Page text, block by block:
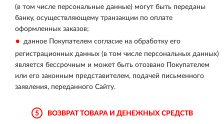
(в том числе персональные данные) могут быть переданы
банку, осуществляющему транзакции по оплате
оформленных заказов;
данное Покупателем согласие на обработку его
регистрационных данных (в том числе персональных данных)
является бессрочным и может быть отозвано Покупателем
или его законным представителем, подачей письменного
заявления, переданного Сайту.
5 ВОЗВРАТ ТОВАРА И ДЕНЕЖНЫХ СРЕДСТВ